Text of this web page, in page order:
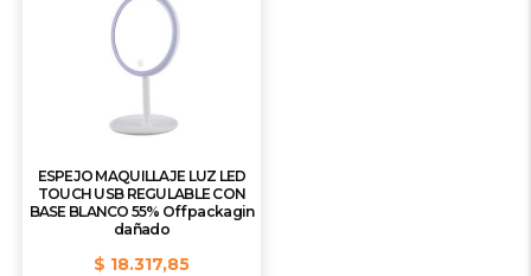
ESPEJO MAQUILLAJE LUZ LED
TOUCH USB REGULABLE CON
BASE BLANCO 55% Off packagin
dañado
$ 18.317,85